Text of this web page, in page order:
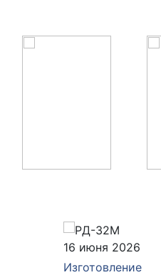
16 июня 2026
Изготовление